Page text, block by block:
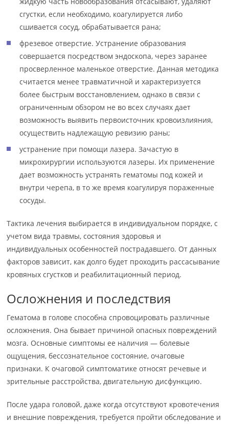
сгустки, если необходимо, коагулируется либо
сшивается сосуд, обрабатывается рана;
фрезевое отверстие. Устранение образования
совершается посредством эндоскопа, через заранее
просверленное маленькое отверстие. Данная методика
считается менее травматичной и характеризуется
более быстрым восстановлением, однако в связи с
ограниченным обзором не во всех случаях дает
возможность выявить первоисточник кровоизлияния,
осуществить надлежащую ревизию раны;
устранение при помощи лазера. Зачастую в
микрохирургии используются лазеры. Их применение
дает возможность устранять гематомы под кожей и
внутри черепа, в то же время коагулируя пораженные
сосуды.
Тактика лечения выбирается в индивидуальном порядке, с
учетом вида травмы, состояния здоровья и
индивидуальных особенностей пострадавшего. От данных
факторов зависит, как долго будет проходить рассасывание
кровяных сгустков и реабилитационный период.
Осложнения и последствия
Гематома в голове способна спровоцировать различные
осложнения. Она бывает причиной опасных повреждений
мозга. Основные симптомы ее наличия — болевые
ощущения, бессознательное состояние, очаговые
признаки. К очаговой симптоматике относят речевые и
зрительные расстройства, двигательную дисфункцию.
После удара головой, даже когда отсутствуют кровотечения
и внешние повреждения, требуется пройти обследование и